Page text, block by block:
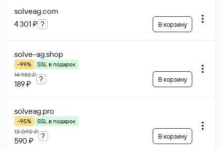
solveag.com
4 301 ₽ ? В корзину
solve-ag.shop
-99%
SSL в подарок
14 982 ₽
189 ₽
? В корзину
solveag.pro
-95%
SSL в подарок
13 090 ₽
590 ₽
? В корзину